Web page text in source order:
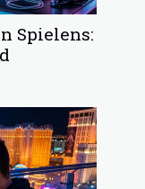
Spielens: